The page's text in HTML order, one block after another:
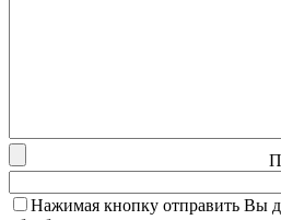
Нажимая кнопку отправить Вы